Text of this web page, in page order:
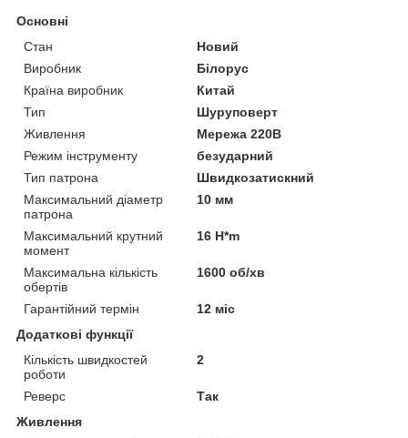
Основні
Стан
Новий
Виробник
Білорус
Країна виробник
Китай
Тип
Шуруповерт
Живлення
Мережа 220В
Режим інструменту
безударний
Тип патрона
Швидкозатискний
Максимальний діаметр
патрона
10 мм
Максимальний крутний
момент
16 H*m
Максимальна кількість
обертів
1600 об/хв
Гарантійний термін
12 міс
Додаткові функції
Кількість швидкостей
роботи
2
Реверс
Так
Живлення